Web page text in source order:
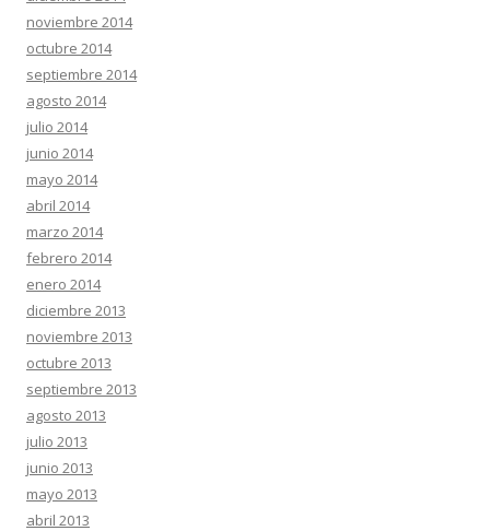
noviembre 2014
octubre 2014
septiembre 2014
agosto 2014
julio 2014
junio 2014
mayo 2014
abril 2014
marzo 2014
febrero 2014
enero 2014
diciembre 2013
noviembre 2013
octubre 2013
septiembre 2013
agosto 2013
julio 2013
junio 2013
mayo 2013
abril 2013